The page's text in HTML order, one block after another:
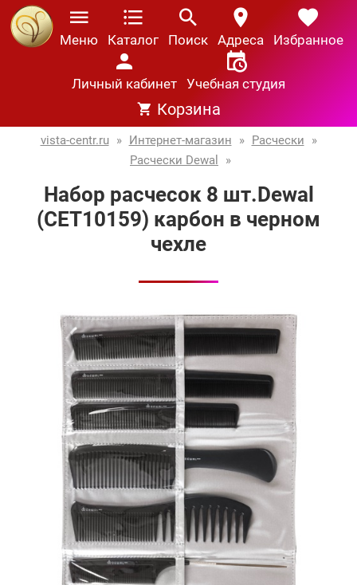
Меню Каталог Поиск Адреса Избранное
Личный кабинет Учебная студия
Корзина
vista-centr.ru » Интернет-магазин » Расчески
»
Расчески Dewal
»
Набор расчесок 8 шт.Dewal
(СЕТ10159) карбон в черном
чехле